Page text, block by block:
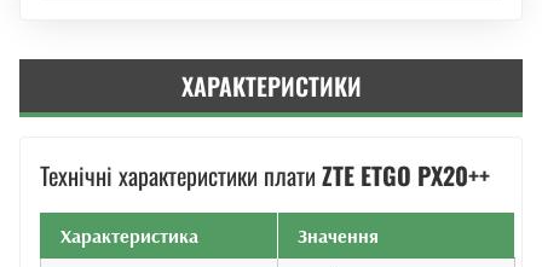
ХАРАКТЕРИСТИКИ
Технічні характеристики плати ZTE ETGO PX20++
Характеристика Значення